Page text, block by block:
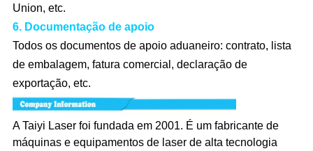
Union, etc.
6. Documentação de apoio
Todos os documentos de apoio aduaneiro: contrato, lista
de embalagem, fatura comercial, declaração de
exportação, etc.
A Taiyi Laser foi fundada em 2001. É um fabricante de
máquinas e equipamentos de laser de alta tecnologia